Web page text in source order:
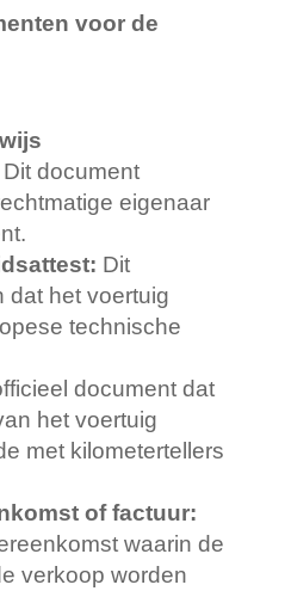
voor de
Dit document
eigenaar
Dit
dat het voertuig
technische
document dat
het voertuig
met kilometertellers
of factuur:
waarin de
verkoop worden